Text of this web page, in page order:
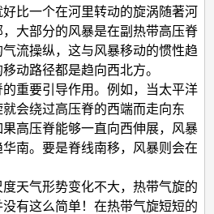
比一个在河里转动的旋涡随著河
大部分的风暴是在副热带高压脊
流操纵，这与风暴移动的惯性趋
动路径都是趋向西北方。
重要引导作用。例如，当太平洋
会绕过高压脊的西端而走向东
高压脊能够一直向西伸展，风暴
南。要是脊线南移，风暴则会在
天气形势变化不大，热带气旋的
有这么简单！在热带气旋短短的